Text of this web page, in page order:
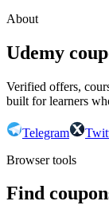
About
Udemy
Verified offers,
built for learners
Telegram
Browser tools
Find